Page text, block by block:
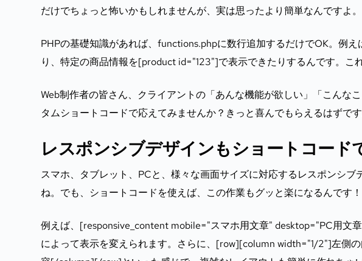
だけでちょっと怖いかもしれませんが、実は思ったより簡単なんですよ。
PHPの基礎知識があれば、functions.phpに数行追加するだけでOK。例
り、特定の商品情報を[product id="123"]で表示できたりするんです。こ
Web制作者の皆さん、クライアントの「あんな機能が欲しい」「こんな
タムショートコードで応えてみませんか？きっと喜んでもらえるはずです
レスポンシブデザインもショートコード
スマホ、タブレット、PCと、様々な画面サイズに対応するレスポンシブ
ね。でも、ショートコードを使えば、この作業もグッと楽になるんです！
例えば、[responsive_content mobile="スマホ用文章" desktop="PC用文
によって表示を変えられます。さらに、[row][column width="1/2"]左側